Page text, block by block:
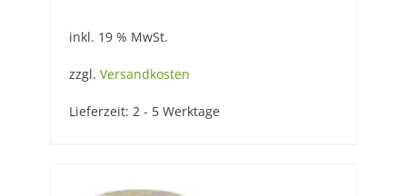
inkl. 19 % MwSt.
zzgl. Versandkosten
Lieferzeit: 2 - 5 Werktage